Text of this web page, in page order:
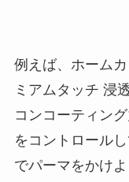
例えば、ホーム
ミアムタッチ 浸
コンコーティン
をコントロール
でパーマをかけ